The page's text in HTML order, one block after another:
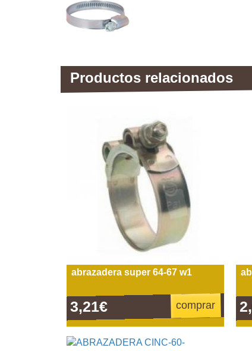
Productos relacionados
abrazadera super 64-67 w1
3,21€ comprar